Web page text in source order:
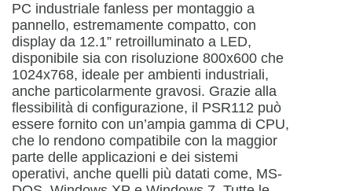
PC industriale fanless per montaggio a
pannello, estremamente compatto, con
display da 12.1” retroilluminato a LED,
disponibile sia con risoluzione 800x600 che
1024x768, ideale per ambienti industriali,
anche particolarmente gravosi. Grazie alla
flessibilità di configurazione, il PSR112 può
essere fornito con un’ampia gamma di CPU,
che lo rendono compatibile con la maggior
parte delle applicazioni e dei sistemi
operativi, anche quelli più datati come, MS-